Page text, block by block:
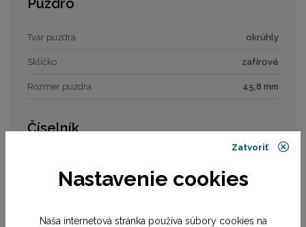
Puzdro
Tvar puzdra okrúhly
Sklíčko zafírové
Rozmer puzdra 45,8 mm
Číselník
Rozmer číselníka 33,5 mm
Zatvoriť
Nastavenie cookies
Naša internetová stránka používa súbory cookies na